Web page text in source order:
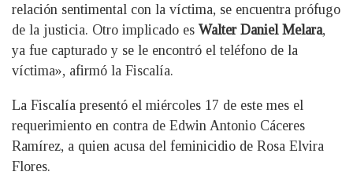
relación sentimental con la víctima, se encuentra prófugo
de la justicia. Otro implicado es Walter Daniel Melara,
ya fue capturado y se le encontró el teléfono de la
víctima», afirmó la Fiscalía.
La Fiscalía presentó el miércoles 17 de este mes el
requerimiento en contra de Edwin Antonio Cáceres
Ramírez, a quien acusa del feminicidio de Rosa Elvira
Flores.